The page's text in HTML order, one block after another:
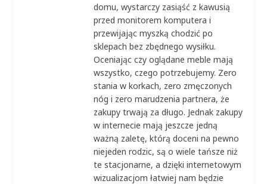
domu, wystarczy zasiąść z kawusią
przed monitorem komputera i
przewijając myszką chodzić po
sklepach bez zbędnego wysiłku.
Oceniając czy oglądane meble mają
wszystko, czego potrzebujemy. Zero
stania w korkach, zero zmęczonych
nóg i zero marudzenia partnera, że
zakupy trwają za długo. Jednak zakupy
w internecie mają jeszcze jedną
ważną zaletę, którą doceni na pewno
niejeden rodzic, są o wiele tańsze niż
te stacjonarne, a dzięki internetowym
wizualizacjom łatwiej nam będzie